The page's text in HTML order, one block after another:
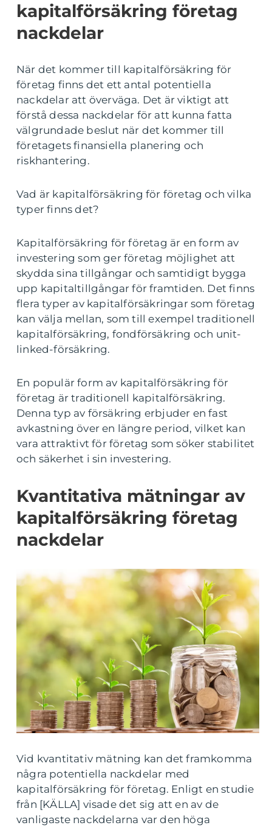
kapitalförsäkring företag
nackdelar
När det kommer till kapitalförsäkring för
företag finns det ett antal potentiella
nackdelar att överväga. Det är viktigt att
förstå dessa nackdelar för att kunna fatta
välgrundade beslut när det kommer till
företagets finansiella planering och
riskhantering.
Vad är kapitalförsäkring för företag och vilka
typer finns det?
Kapitalförsäkring för företag är en form av
investering som ger företag möjlighet att
skydda sina tillgångar och samtidigt bygga
upp kapitaltillgångar för framtiden. Det finns
flera typer av kapitalförsäkringar som företag
kan välja mellan, som till exempel traditionell
kapitalförsäkring, fondförsäkring och unit-
linked-försäkring.
En populär form av kapitalförsäkring för
företag är traditionell kapitalförsäkring.
Denna typ av försäkring erbjuder en fast
avkastning över en längre period, vilket kan
vara attraktivt för företag som söker stabilitet
och säkerhet i sin investering.
Kvantitativa mätningar av
kapitalförsäkring företag
nackdelar
Vid kvantitativ mätning kan det framkomma
några potentiella nackdelar med
kapitalförsäkring för företag. Enligt en studie
från [KÄLLA] visade det sig att en av de
vanligaste nackdelarna var den höga